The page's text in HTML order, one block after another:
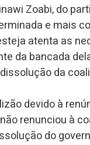
Zoabi, do
e mais
atenta as
da bancada
da
devido à
renunciou à
do